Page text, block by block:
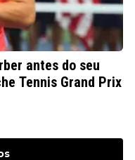
antes do seu
Tennis Grand Prix